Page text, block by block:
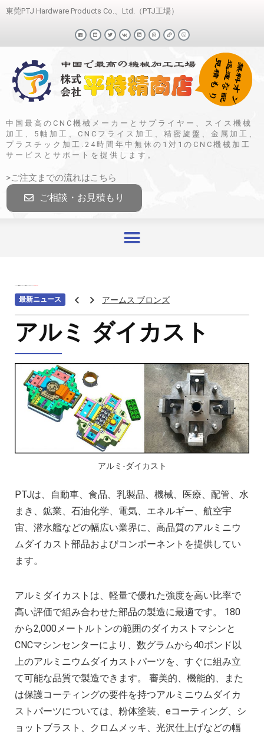
東莞PTJ Hardware Products Co.、Ltd.（PTJ工場）
中国最高のCNC機械メーカーとサプライヤー、スイス機械
加工、5軸加工、CNCフライス加工、精密旋盤、金属加工、
プラスチック加工.24時間年中無休の1対1のCNC機械加工
サービスとサポートを提供します。
>ご注文までの流れはこちら
ご相談・お見積もり
最新ニュース
アームス ブロンズ
紫外線 塗料
重金属トップ10のランキング：特性、影響
へら 絞り 加工 と は
チタン鋳造とは: プロセス、用途、温度、
プロトタイプ射出成形: 究極のガイド
LEDライト部品 ダイカストサービス
カスタムメカニカルキーボードはなぜ人気
CNC加工が精密部品業界を変える
複雑な部品の精密加工時の注意点
CNC機械加工会社とは？
2022年 中国におけるCNC工作機械の開発動
CNC機械加工部品の材料選択時の考慮点
2025年における日本の機械加工業界への影
アロジンコーティング：欠かせない表面処
アルミ ダイカスト
アルミ-ダイカスト
PTJは、自動車、食品、乳製品、機械、医療、配管、水
まき、鉱業、石油化学、電気、エネルギー、航空宇
宙、潜水艦などの幅広い業界に、高品質のアルミニウ
ムダイカスト部品およびコンポーネントを提供してい
ます。
アルミダイカストは、軽量で優れた強度を高い比率で
高い評価で組み合わせた部品の製造に最適です。 180
から2,000メートルトンの範囲のダイカストマシンと
CNCマシンセンターにより、数グラムから40ポンド以
上のアルミニウムダイカストパーツを、すぐに組み立
て可能な品質で製造できます。 審美的、機能的、また
は保護コーティングの要件を持つアルミニウムダイカ
ストパーツについては、粉体塗装、eコーティング、シ
ョットブラスト、クロムメッキ、光沢仕上げなどの幅